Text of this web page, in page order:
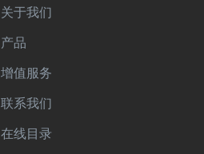
关于我们
产品
增值服务
联系我们
在线目录